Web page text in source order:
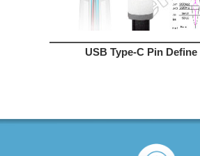
USB Type-C Pin